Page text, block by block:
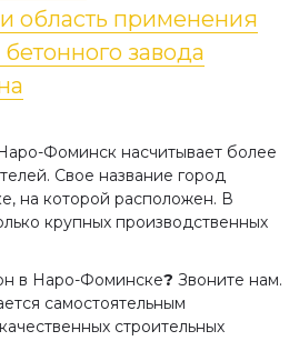
область применения
завода
Фоминск насчитывает более
Свое название город
на которой расположен. В
крупных производственных
в Наро-Фоминске? Звоните нам.
самостоятельным
строительных